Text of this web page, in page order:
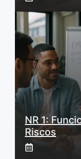
NR 1:
Riscos